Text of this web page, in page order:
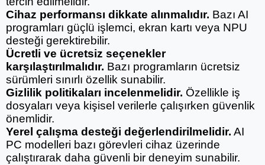
Cihaz performansı dikkate alınmalıdır. Bazı AI
programları güçlü işlemci, ekran kartı veya NPU
desteği gerektirebilir.
Ücretli ve ücretsiz seçenekler
karşılaştırılmalıdır. Bazı programların ücretsiz
sürümleri sınırlı özellik sunabilir.
Gizlilik politikaları incelenmelidir. Özellikle iş
dosyaları veya kişisel verilerle çalışırken güvenlik
önemlidir.
Yerel çalışma desteği değerlendirilmelidir. AI
PC modelleri bazı görevleri cihaz üzerinde
çalıştırarak daha güvenli bir deneyim sunabilir.